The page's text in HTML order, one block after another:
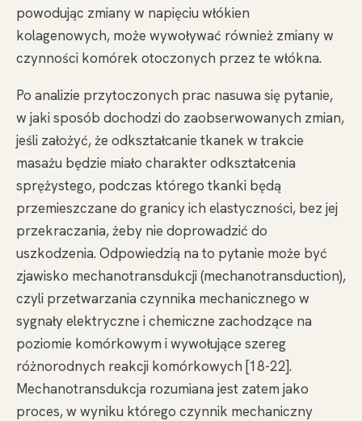
powodując zmiany w napięciu włókien
kolagenowych, może wywoływać również zmiany w
czynności komórek otoczonych przez te włókna.
Po analizie przytoczonych prac nasuwa się pytanie,
w jaki sposób dochodzi do zaobserwowanych zmian,
jeśli założyć, że odkształcanie tkanek w trakcie
masażu będzie miało charakter odkształcenia
sprężystego, podczas którego tkanki będą
przemieszczane do granicy ich elastyczności, bez jej
przekraczania, żeby nie doprowadzić do
uszkodzenia. Odpowiedzią na to pytanie może być
zjawisko mechanotransdukcji (mechanotransduction),
czyli przetwarzania czynnika mechanicznego w
sygnały elektryczne i chemiczne zachodzące na
poziomie komórkowym i wywołujące szereg
różnorodnych reakcji komórkowych [18-22].
Mechanotransdukcja rozumiana jest zatem jako
proces, w wyniku którego czynnik mechaniczny